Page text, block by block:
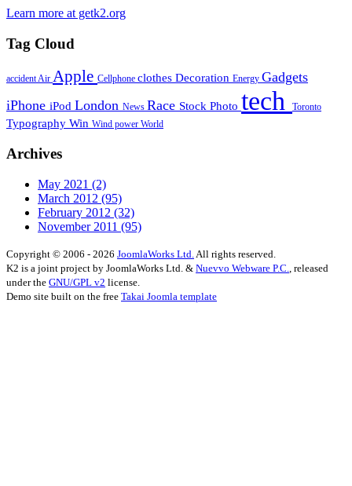
Learn more at getk2.org
Tag Cloud
accidentAir Apple Cellphone clothes Decoration Energy Gadgets
iPhone iPod London News Race Stock Photo tech Toronto
Typography Win Wind power World
Archives
May 2021 (2)
March 2012 (95)
February 2012 (32)
November 2011 (95)
Copyright © 2006 - 2026 JoomlaWorks Ltd. All rights reserved.
K2 is a joint project by JoomlaWorks Ltd. & Nuevvo Webware P.C.
, released
under the GNU/GPL v2 license.
Demo site built on the free Takai Joomla template